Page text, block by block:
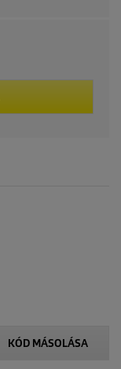
KÓD MÁSOLÁSA